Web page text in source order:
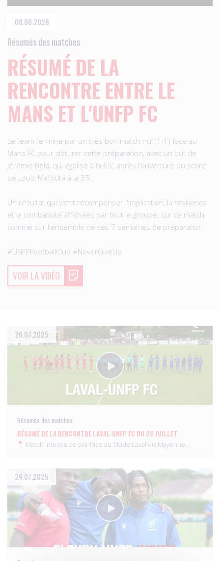
08.08.2026
Résumés des matches
RÉSUMÉ DE LA
RENCONTRE ENTRE LE
MANS ET L'UNFP FC
Le team termine par un très bon match nul (1-1) face au
Mans FC pour clôturer cette préparation, avec un but de
Jérémie Bela, qui égalisé à la 65’, après l’ouverture du score
de Louis Mafouta à la 35’.
Un résultat qui vient récompenser l'implication, la résilience
et la combativité affichées par tout le groupe, sur ce match
comme sur l'ensemble de ces 7 semaines de préparation.
#UNFPFootballClub #NeverGiveUp
VOIR LA VIDÉO
26.07.2025
Résumés des matches
RÉSUMÉ DE LA RENCONTRE LAVAL-UNFP FC DU 26 JUILLET
Match intense ce soir face au Stade Lavallois Mayenne…
24.07.2025